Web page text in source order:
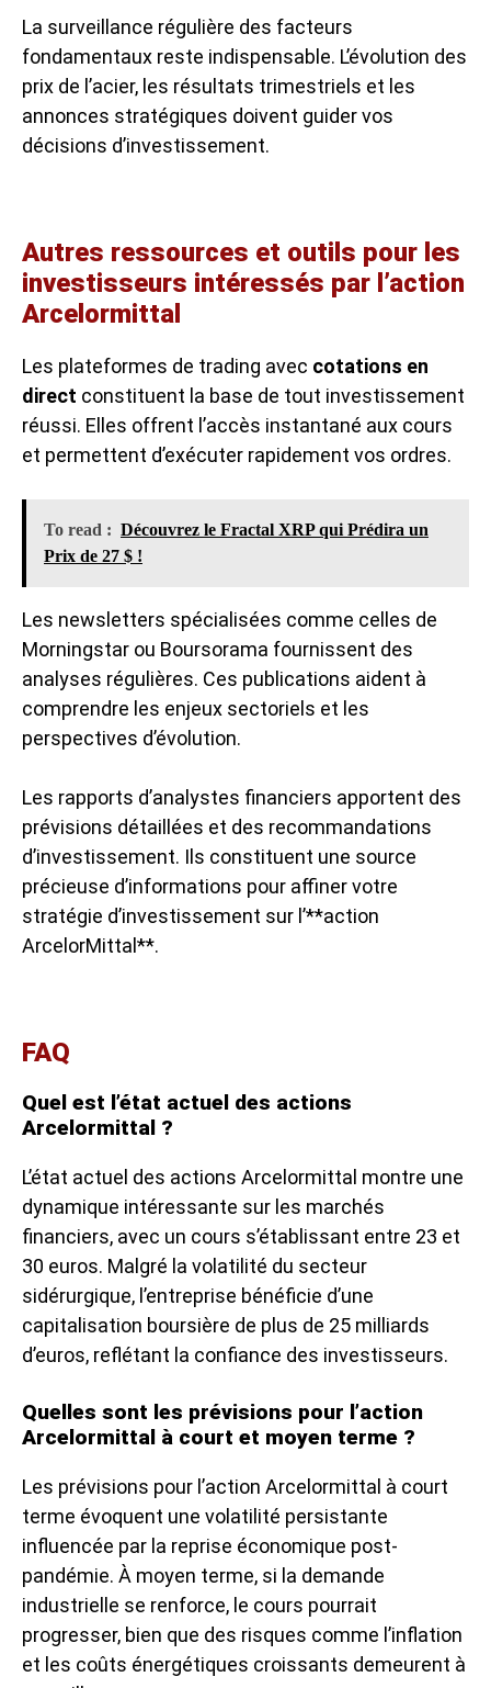
La surveillance régulière des facteurs
fondamentaux reste indispensable. L’évolution des
prix de l’acier, les résultats trimestriels et les
annonces stratégiques doivent guider vos
décisions d’investissement.
Autres ressources et outils pour les
investisseurs intéressés par l’action
Arcelormittal
Les plateformes de trading avec cotations en
direct constituent la base de tout investissement
réussi. Elles offrent l’accès instantané aux cours
et permettent d’exécuter rapidement vos ordres.
To read : Découvrez le Fractal XRP qui Prédira un
Prix de 27 $ !
Les newsletters spécialisées comme celles de
Morningstar ou Boursorama fournissent des
analyses régulières. Ces publications aident à
comprendre les enjeux sectoriels et les
perspectives d’évolution.
Les rapports d’analystes financiers apportent des
prévisions détaillées et des recommandations
d’investissement. Ils constituent une source
précieuse d’informations pour affiner votre
stratégie d’investissement sur l’**action
ArcelorMittal**.
FAQ
Quel est l’état actuel des actions
Arcelormittal ?
L’état actuel des actions Arcelormittal montre une
dynamique intéressante sur les marchés
financiers, avec un cours s’établissant entre 23 et
30 euros. Malgré la volatilité du secteur
sidérurgique, l’entreprise bénéficie d’une
capitalisation boursière de plus de 25 milliards
d’euros, reflétant la confiance des investisseurs.
Quelles sont les prévisions pour l’action
Arcelormittal à court et moyen terme ?
Les prévisions pour l’action Arcelormittal à court
terme évoquent une volatilité persistante
influencée par la reprise économique post-
pandémie. À moyen terme, si la demande
industrielle se renforce, le cours pourrait
progresser, bien que des risques comme l’inflation
et les coûts énergétiques croissants demeurent à